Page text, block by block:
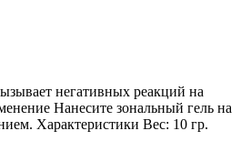
негативных реакций на
Нанесите зональный гель на
Характеристики Вес: 10 гр.